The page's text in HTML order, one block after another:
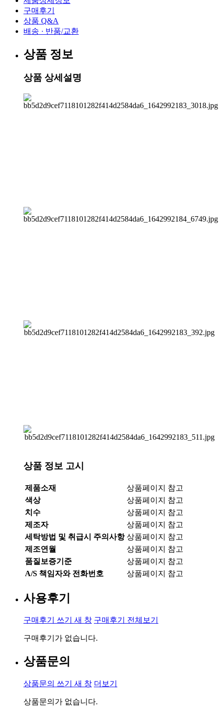
구매후기
상품 Q&A
배송 · 반품/교환
상품 정보
상품 상세설명
상품 정보 고시
제품소재
상품페이지 참고
색상
상품페이지 참고
치수
상품페이지 참고
제조자
상품페이지 참고
세탁방법 및 취급시 주의사항 상품페이지 참고
제조연월
상품페이지 참고
품질보증기준
상품페이지 참고
A/S 책임자와 전화번호
상품페이지 참고
사용후기
구매후기 쓰기 새 창 구매후기 전체보기
구매후기가 없습니다.
상품문의
상품문의 쓰기 새 창 더보기
상품문의가 없습니다.